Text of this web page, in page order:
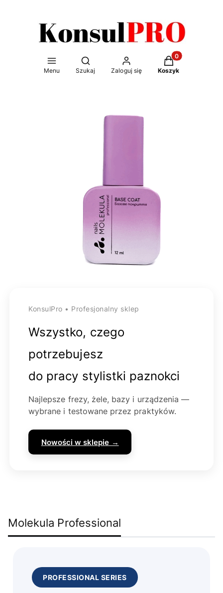
Menu
Otwórz wyszukiwarkę
Szukaj Zaloguj się
Produkty w
Koszyk
KonsulPro • Profesjonalny sklep
Wszystko, czego
potrzebujesz
do pracy stylistki paznokci
Najlepsze frezy, żele, bazy i urządzenia —
wybrane i testowane przez praktyków.
Nowości w sklepie →
Molekula Professional
PROFESSIONAL SERIES